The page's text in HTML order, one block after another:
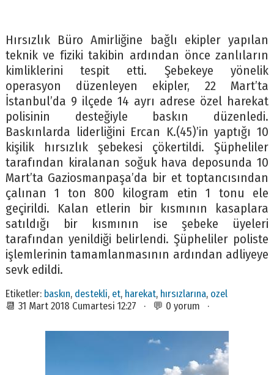
Hırsızlık Büro Amirliğine bağlı ekipler yapılan
teknik ve fiziki takibin ardından önce zanlıların
kimliklerini tespit etti. Şebekeye yönelik
operasyon düzenleyen ekipler, 22 Mart’ta
İstanbul’da 9 ilçede 14 ayrı adrese özel harekat
polisinin desteğiyle baskın düzenledi.
Baskınlarda liderliğini Ercan K.(45)’in yaptığı 10
kişilik hırsızlık şebekesi çökertildi. Şüpheliler
tarafından kiralanan soğuk hava deposunda 10
Mart’ta Gaziosmanpaşa’da bir et toptancısından
çalınan 1 ton 800 kilogram etin 1 tonu ele
geçirildi. Kalan etlerin bir kısmının kasaplara
satıldığı bir kısmının ise şebeke üyeleri
tarafından yenildiği belirlendi. Şüpheliler poliste
işlemlerinin tamamlanmasının ardından adliyeye
sevk edildi.
Etiketler: baskın, destekli, et, harekat, hırsızlarına, ozel
📆 31 Mart 2018 Cumartesi 12:27 · 💬 0 yorum ·